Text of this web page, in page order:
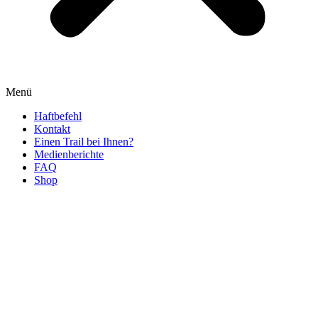
Menü
Haftbefehl
Kontakt
Einen Trail bei Ihnen?
Medienberichte
FAQ
Shop